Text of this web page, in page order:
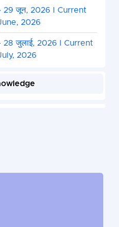
29 जून, 2026 I Current
2026
28 जुलाई, 2026 I Current
2026